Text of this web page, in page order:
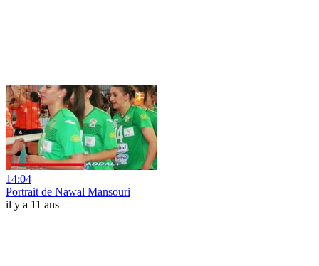
14:04
Portrait de Nawal Mansouri
il y a 11 ans